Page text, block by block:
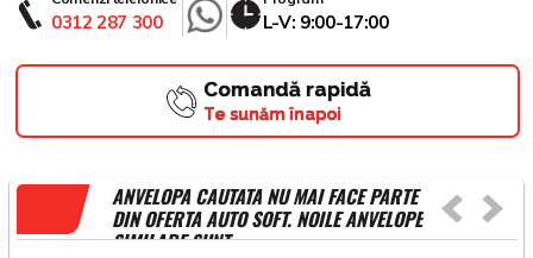
0312 287 300 L-V: 9:00-17:00
Comandă rapidă
Te sunăm înapoi
ANVELOPA CAUTATA NU MAI FACE PARTE
DIN OFERTA AUTO SOFT. NOILE ANVELOPE
SIMILARE SUNT